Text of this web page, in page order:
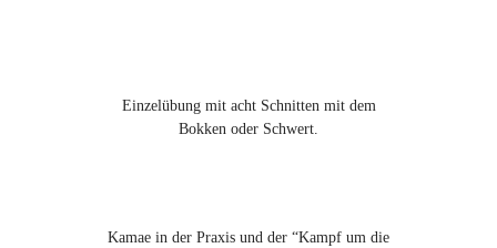
Einzelübung mit acht Schnitten mit dem
Bokken oder Schwert.
Kamae in der Praxis und der “Kampf um die